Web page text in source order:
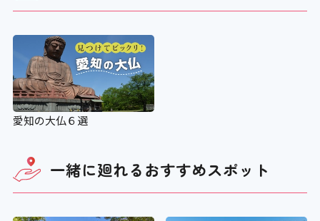
×
老眼鏡の貸し出し
授乳コーナー
愛知の大仏６選
一緒に廻れるおすすめスポット